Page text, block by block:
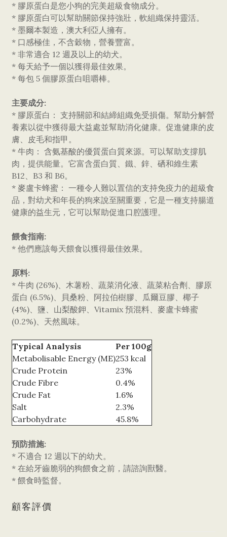
* 膠原蛋白是您小狗的完美超級食物成分。
* 膠原蛋白可以幫助關節保持強壯，軟組織保持靈活。
* 墨爾本製造，澳大利亞人擁有。
* 口感極佳，不含穀物，營養豐富。
* 非常適合 12 週及以上的幼犬。
* 每天給予一個以獲得最佳效果。
* 每包 5 個膠原蛋白咀嚼棒。
主要成分:
* 膠原蛋白： 支持關節和結締組織免受損傷。幫助分解營
養素以從中獲得最大益處並幫助消化健康。促進健康的皮
膚、皮毛和指甲。
* 牛肉： 含氨基酸的優質蛋白質來源。可以幫助支撐肌
肉，提供能量。它富含蛋白質、鐵、鋅、硒和維生素
B12、B3 和 B6。
* 麥盧卡蜂蜜： 一種令人難以置信的支持免疫力的超級食
品，對幼犬和年長的狗來說至關重要，它是一種支持腸道
健康的益生元，它可以幫助促進口腔護理。
餵食指南:
* 他們應該每天餵食以獲得最佳效果。
原料:
* 牛肉 (26%)、木薯粉、蔬菜消化液、蔬菜粘合劑、膠原
蛋白 (6.5%)、貝桑粉、阿拉伯樹膠、瓜爾豆膠、椰子
(4%)、鹽、山梨酸鉀、Vitamix 預混料、麥盧卡蜂蜜
(0.2%)、天然風味。
Typical Analysis
Per 100g
Metabolisable Energy (ME)253 kcal
Crude Protein
23%
Crude Fibre
0.4%
Crude Fat
1.6%
Salt
2.3%
Carbohydrate
45.8%
預防措施:
* 不適合 12 週以下的幼犬。
* 在給牙齒脆弱的狗餵食之前，請諮詢獸醫。
* 餵食時監督。
顧客評價